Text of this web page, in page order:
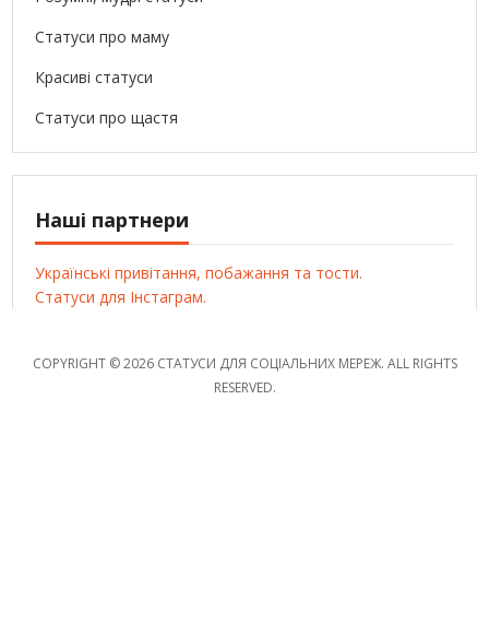
Статуси про маму
Красиві статуси
Статуси про щастя
Наші партнери
Українські привітання, побажання та тости.
Статуси для Інстаграм.
COPYRIGHT © 2026 СТАТУСИ ДЛЯ СОЦІАЛЬНИХ МЕРЕЖ. ALL RIGHTS
RESERVED.